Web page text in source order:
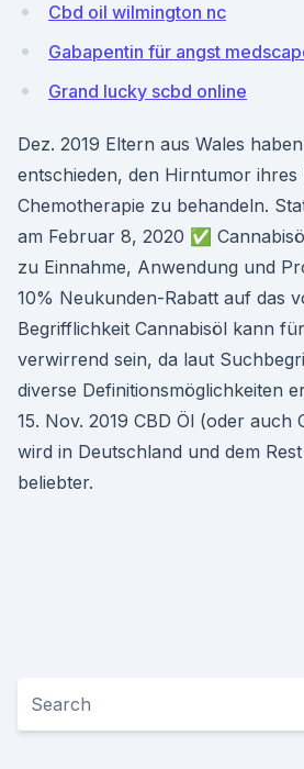
Cbd oil wilmington nc
Gabapentin für angst
Grand lucky scbd online
Dez. 2019 Eltern aus Wales
entschieden, den Hirntumor ihres
Chemotherapie zu behandeln.
am Februar 8, 2020 ✅
zu Einnahme, Anwendung und
10% Neukunden-Rabatt auf das
Begrifflichkeit Cannabisöl kann
verwirrend sein, da laut
diverse Definitionsmöglichkeiten
15. Nov. 2019 CBD Öl (oder auch
wird in Deutschland und dem
beliebter.